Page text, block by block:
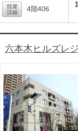
部屋
詳細
4階406
六本木ヒルズレ